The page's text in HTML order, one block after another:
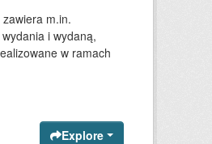
m.in.
i wydaną,
w ramach
Explore